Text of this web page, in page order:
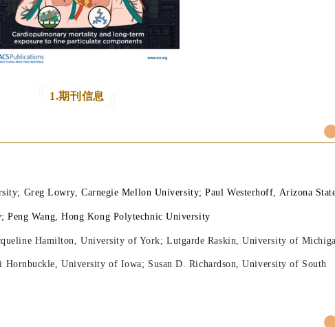
1.期刊信息
Greg Lowry, Carnegie Mellon University; Paul Westerhoff, Arizona
Wang, Hong Kong Polytechnic University
Hamilton, University of York; Lutgarde Raskin, University of
University of Iowa; Susan D. Richardson, University of South